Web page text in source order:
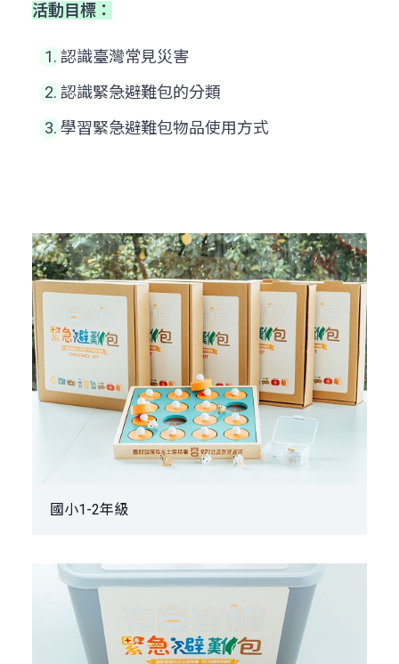
活動目標：
認識臺灣常見災害
認識緊急避難包的分類
學習緊急避難包物品使用方式
國小1-2年級